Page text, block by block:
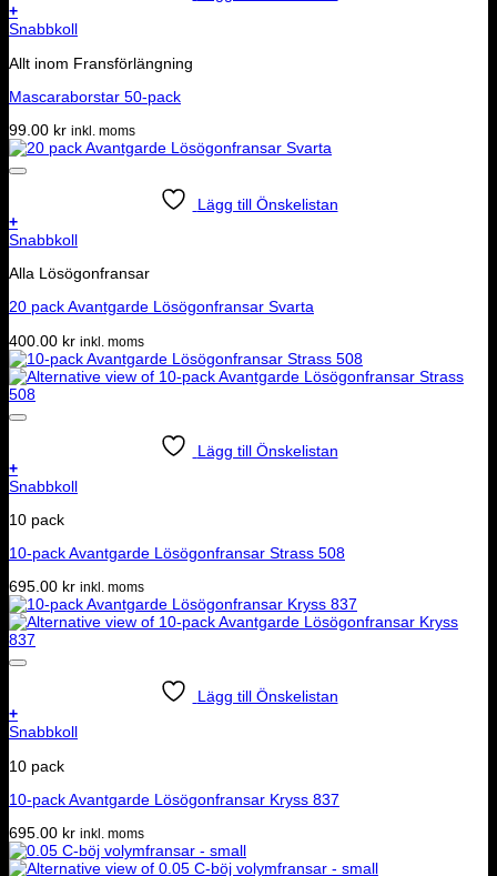
+
Snabbkoll
Allt inom Fransförlängning
Mascaraborstar 50-pack
99.00 kr inkl. moms
Lägg till Önskelistan
+
Snabbkoll
Alla Lösögonfransar
20 pack Avantgarde Lösögonfransar Svarta
400.00 kr inkl. moms
Lägg till Önskelistan
+
Snabbkoll
10 pack
10-pack Avantgarde Lösögonfransar Strass 508
695.00 kr inkl. moms
Lägg till Önskelistan
+
Snabbkoll
10 pack
10-pack Avantgarde Lösögonfransar Kryss 837
695.00 kr inkl. moms